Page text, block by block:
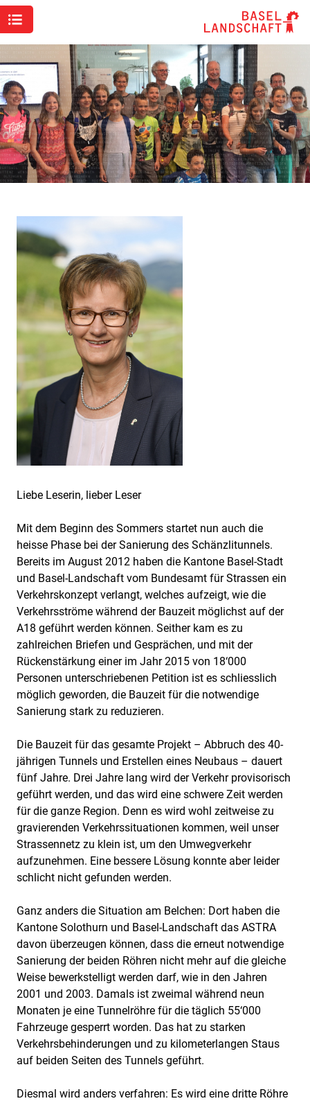
Liebe Leserin, lieber Leser
Mit dem Beginn des Sommers startet nun auch die
heisse Phase bei der Sanierung des Schänzlitunnels.
Bereits im August 2012 haben die Kantone Basel-Stadt
und Basel-Landschaft vom Bundesamt für Strassen ein
Verkehrskonzept verlangt, welches aufzeigt, wie die
Verkehrsströme während der Bauzeit möglichst auf der
A18 geführt werden können. Seither kam es zu
zahlreichen Briefen und Gesprächen, und mit der
Rückenstärkung einer im Jahr 2015 von 18‘000
Personen unterschriebenen Petition ist es schliesslich
möglich geworden, die Bauzeit für die notwendige
Sanierung stark zu reduzieren.
Die Bauzeit für das gesamte Projekt – Abbruch des 40-
jährigen Tunnels und Erstellen eines Neubaus – dauert
fünf Jahre. Drei Jahre lang wird der Verkehr provisorisch
geführt werden, und das wird eine schwere Zeit werden
für die ganze Region. Denn es wird wohl zeitweise zu
gravierenden Verkehrssituationen kommen, weil unser
Strassennetz zu klein ist, um den Umwegverkehr
aufzunehmen. Eine bessere Lösung konnte aber leider
schlicht nicht gefunden werden.
Ganz anders die Situation am Belchen: Dort haben die
Kantone Solothurn und Basel-Landschaft das ASTRA
davon überzeugen können, dass die erneut notwendige
Sanierung der beiden Röhren nicht mehr auf die gleiche
Weise bewerkstelligt werden darf, wie in den Jahren
2001 und 2003. Damals ist zweimal während neun
Monaten je eine Tunnelröhre für die täglich 55‘000
Fahrzeuge gesperrt worden. Das hat zu starken
Verkehrsbehinderungen und zu kilometerlangen Staus
auf beiden Seiten des Tunnels geführt.
Diesmal wird anders verfahren: Es wird eine dritte Röhre